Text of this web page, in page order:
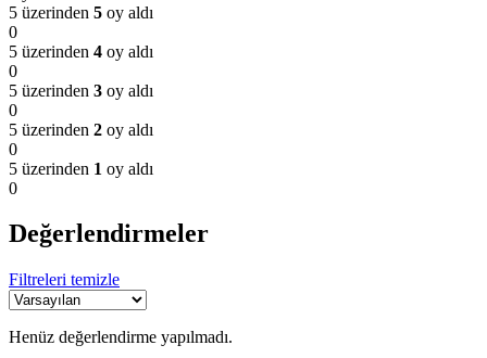
5 üzerinden 5 oy aldı
0
5 üzerinden 4 oy aldı
0
5 üzerinden 3 oy aldı
0
5 üzerinden 2 oy aldı
0
5 üzerinden 1 oy aldı
0
Değerlendirmeler
Filtreleri temizle
Henüz değerlendirme yapılmadı.